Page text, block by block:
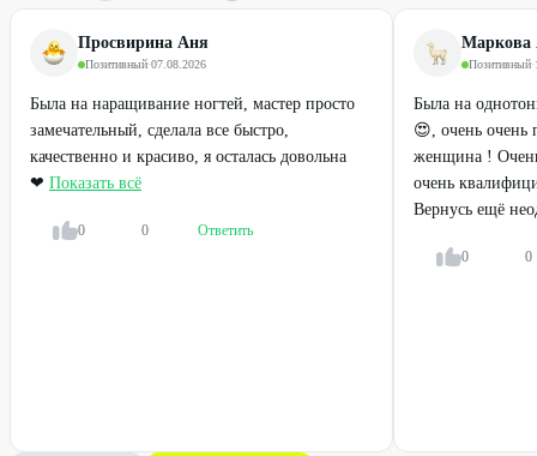
Промокод не суммируется с другими действующими
Профи
250₽500
Профи
Просвирина Аня
Позитивный·07.08.2026
Была на наращивание ногтей, мастер просто
замечательный, сделала все быстро,
качественно и красиво, я осталась довольна
❤ Показать всё
0 0 Ответить
Маркова
Позитивный·
Была на
😍, очень очень
женщина !
очень
Вернусь ещё
0 0